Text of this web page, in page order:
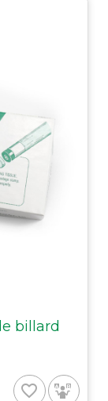
billard
favorite_border